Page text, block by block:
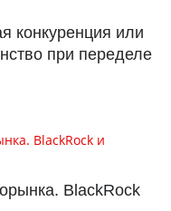
конкуренция или
при переделе
BlackRock